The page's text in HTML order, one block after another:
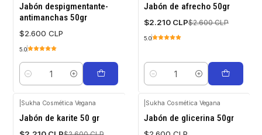
Jabón despigmentante-
antimanchas 50gr
$2.600 CLP
5.0
Quantity
-15%
OFF
Jabón de afrecho 50gr
$2.210 CLP$2.600 CLP
5.0
Quantity
-15%
OFF
Sukha Cosmética Vegana
Jabón de karite 50 gr
Sukha Cosmética Vegana
Jabón de glicerina 50gr